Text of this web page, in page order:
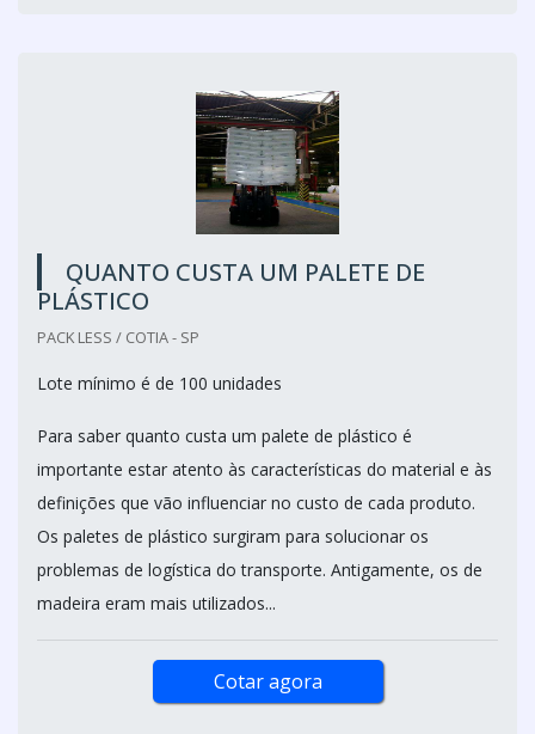
QUANTO CUSTA UM PALETE DE
PLÁSTICO
PACK LESS / COTIA - SP
Lote mínimo é de 100 unidades
Para saber quanto custa um palete de plástico é
importante estar atento às características do material e às
definições que vão influenciar no custo de cada produto.
Os paletes de plástico surgiram para solucionar os
problemas de logística do transporte. Antigamente, os de
madeira eram mais utilizados...
Cotar agora